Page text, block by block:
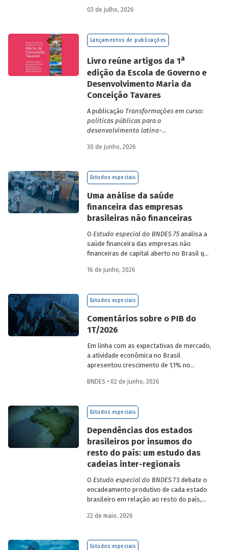
Grande do Sul.
03 de julho, 2026
Lançamentos de publicações
Livro reúne artigos da 1a
edição da Escola de Governo e
Desenvolvimento Maria da
Conceição Tavares
A publicação Transformações em curso:
políticas públicas para o
desenvolvimento latino-
da Escola de Governo e Desenvolvimento
30 de junho, 2026
Estudos especiais
Uma análise da saúde
financeira das empresas
brasileiras não financeiras
O Estudo especial do BNDES 75analisa a
saúde financeira das empresas não
financeiras de capital aberto no Brasil que
valores. Para isso, parte de uma amostra
dimensões: lucratividade, solvência,
16 de junho, 2026
Estudos especiais
Comentários sobre o PIB do
1T/2026
Em linha com as expectativas de mercado,
a atividade econômica no Brasil
apresentou crescimento de 1,1% no
imediatamente anterior, na série ajustada
próximos meses no
BNDES • 02 de junho, 2026
Estudos especiais
Dependências dos estados
brasileiros por insumos do
resto do país: um estudo das
cadeias inter-regionais
O Estudo especial do BNDES73 debate o
encadeamento produtivo de cada estado
brasileiro em relação ao resto do país,
quanto o estímulo a um estado ou setor
metodologia de construção de matrizes
22 de maio, 2026
Estudos especiais